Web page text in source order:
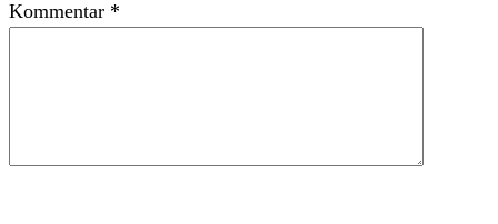
Kommentar *